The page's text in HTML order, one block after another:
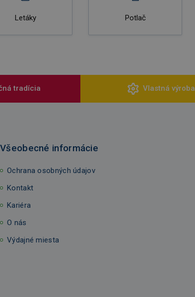
Letáky Potlač
tradícia Vlastná výroba
Všeobecné informácie
Ochrana osobných údajov
Kontakt
Kariéra
O nás
Výdajné miesta